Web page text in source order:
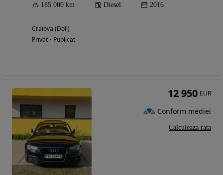
185 000 km Diesel 2016
Craiova (Dolj)
Privat • Publicat
12 950 EUR
Conform mediei
Calculeaza rata